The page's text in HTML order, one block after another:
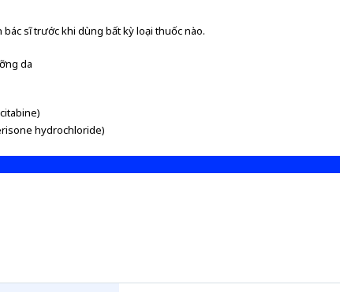
sĩ trước khi dùng bất kỳ loại thuốc nào.
da
hydrochloride)